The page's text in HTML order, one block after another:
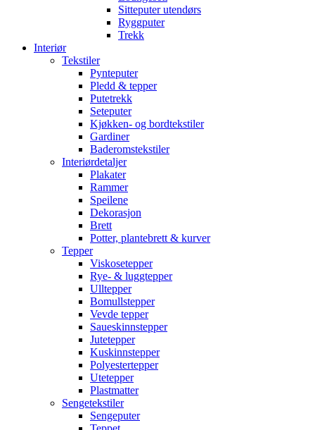
Sitteputer utendørs
Ryggputer
Trekk
Interiør
Tekstiler
Pynteputer
Pledd & tepper
Putetrekk
Seteputer
Kjøkken- og bordtekstiler
Gardiner
Baderomstekstiler
Interiørdetaljer
Plakater
Rammer
Speilene
Dekorasjon
Brett
Potter, plantebrett & kurver
Tepper
Viskosetepper
Rye- & luggtepper
Ulltepper
Bomullstepper
Vevde tepper
Saueskinnstepper
Jutetepper
Kuskinnstepper
Polyestertepper
Utetepper
Plastmatter
Sengetekstiler
Sengeputer